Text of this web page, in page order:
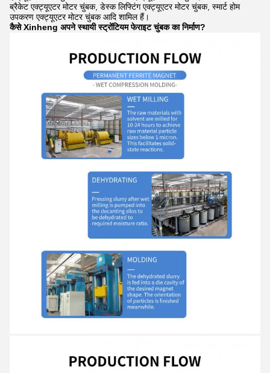
ब्रैकेट एक्ट्यूएटर मोटर चुंबक, डेस्क लिफ्टिंग एक्ट्यूएटर मोटर चुंबक, स्मार्ट होम
उपकरण एक्ट्यूएटर मोटर चुंबक आदि शामिल हैं।
कैसे Xinheng अपने स्थायी स्ट्रोंटियम फेराइट चुंबक का निर्माण?